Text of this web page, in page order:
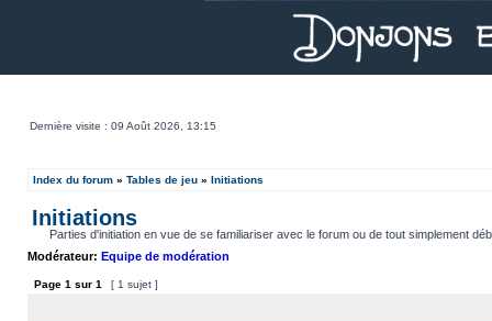
Dernière visite : 09 Août 2026, 13:15
Index du forum » Tables de jeu » Initiations
Initiations
Parties d'initiation en vue de se familiariser avec le forum ou de tout simplement
Modérateur: Equipe de modération
Page 1 sur 1 [ 1 sujet ]